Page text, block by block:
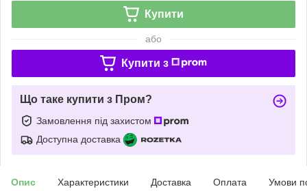
Купити
або
Купити з
Що таке купити з Пром?
Замовлення під захистом
Доступна доставка
Опис Характеристики Доставка Оплата Умови